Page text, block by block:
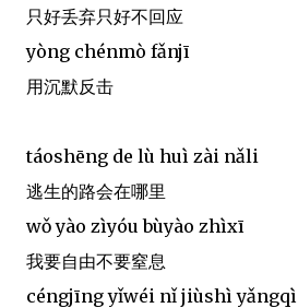
只好丢弃只好不回应
yòng chénmò fǎnjī
用沉默反击
táoshēng de lù huì zài nǎli
逃生的路会在哪里
wǒ yào zìyóu bùyào zhìxī
我要自由不要窒息
céngjīng yǐwéi nǐ jiùshì yǎngqì